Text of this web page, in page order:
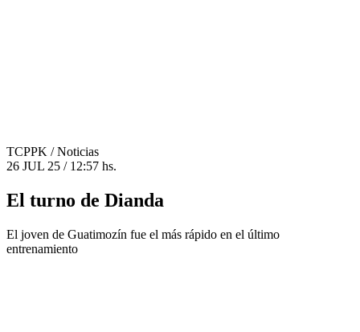
TCPPK / Noticias
26 JUL 25 / 12:57 hs.
El turno de Dianda
El joven de Guatimozín fue el más rápido en el último
entrenamiento